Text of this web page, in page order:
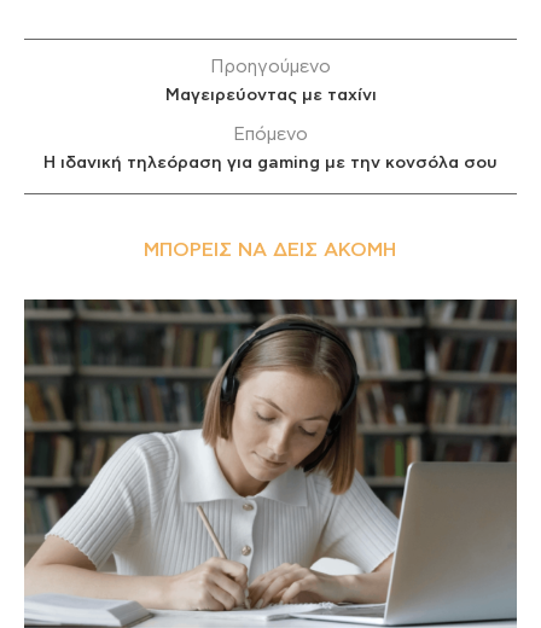
Προηγούμενο
Μαγειρεύοντας με ταχίνι
Επόμενο
Η ιδανική τηλεόραση για gaming με την κονσόλα σου
ΜΠΟΡΕΊΣ ΝΑ ΔΕΙΣ ΑΚΌΜΗ